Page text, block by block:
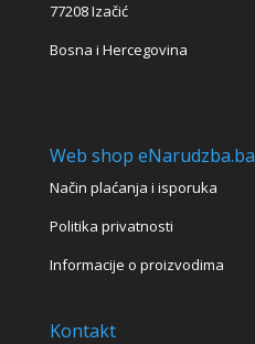
77208 Izačić
Bosna i Hercegovina
Web shop eNarudzba.ba
Način plaćanja i isporuka
Politika privatnosti
Informacije o proizvodima
Kontakt